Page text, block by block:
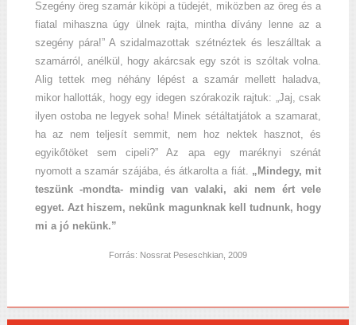
Szegény öreg szamár kiköpi a tüdejét, miközben az öreg és a
fiatal mihaszna úgy ülnek rajta, mintha dívány lenne az a
szegény pára!” A szidalmazottak szétnéztek és leszálltak a
szamárról, anélkül, hogy akárcsak egy szót is szóltak volna.
Alig tettek meg néhány lépést a szamár mellett haladva,
mikor hallották, hogy egy idegen szórakozik rajtuk: „Jaj, csak
ilyen ostoba ne legyek soha! Minek sétáltatjátok a szamarat,
ha az nem teljesít semmit, nem hoz nektek hasznot, és
egyikőtöket sem cipeli?” Az apa egy maréknyi szénát
nyomott a szamár szájába, és átkarolta a fiát. „Mindegy, mit
teszünk -mondta- mindig van valaki, aki nem ért vele
egyet. Azt hiszem, nekünk magunknak kell tudnunk, hogy
mi a jó nekünk.”
Forrás: Nossrat Peseschkian, 2009